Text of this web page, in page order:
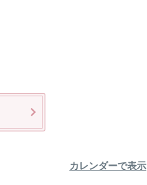
カレンダーで表示